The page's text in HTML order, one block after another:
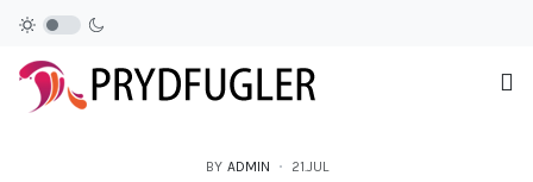
BY ADMIN 21.JUL